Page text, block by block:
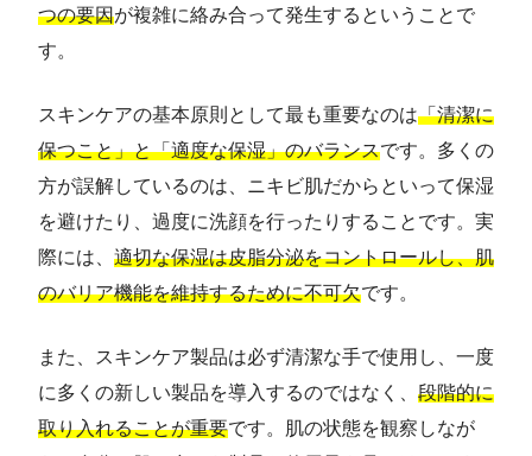
つの要因が複雑に絡み合って発生するということで
す。
スキンケアの基本原則として最も重要なのは「清潔に
保つこと」と「適度な保湿」のバランスです。多くの
方が誤解しているのは、ニキビ肌だからといって保湿
を避けたり、過度に洗顔を行ったりすることです。実
際には、 適切な保湿は皮脂分泌をコントロールし、肌
のバリア機能を維持するために不可欠です。
また、スキンケア製品は必ず清潔な手で使用し、一度
に多くの新しい製品を導入するのではなく、 段階的に
取り入れることが重要です。肌の状態を観察しなが